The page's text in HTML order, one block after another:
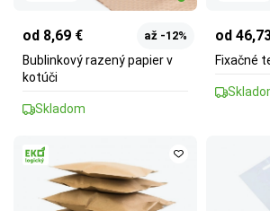
od 8,69 € až -12%
Bublinkový razený papier v
kotúči
Skladom
od
Fixačné